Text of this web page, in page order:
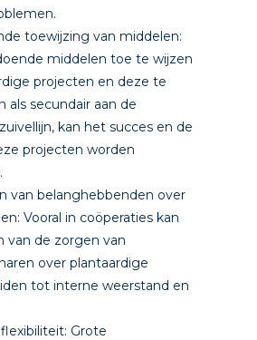
toewijzing van middelen:
middelen toe te wijzen
projecten en deze te
als secundair aan de
kan het succes en de
projecten worden
van belanghebbenden over
Vooral in coöperaties kan
van de zorgen van
over plantaardige
tot interne weerstand en
Grote